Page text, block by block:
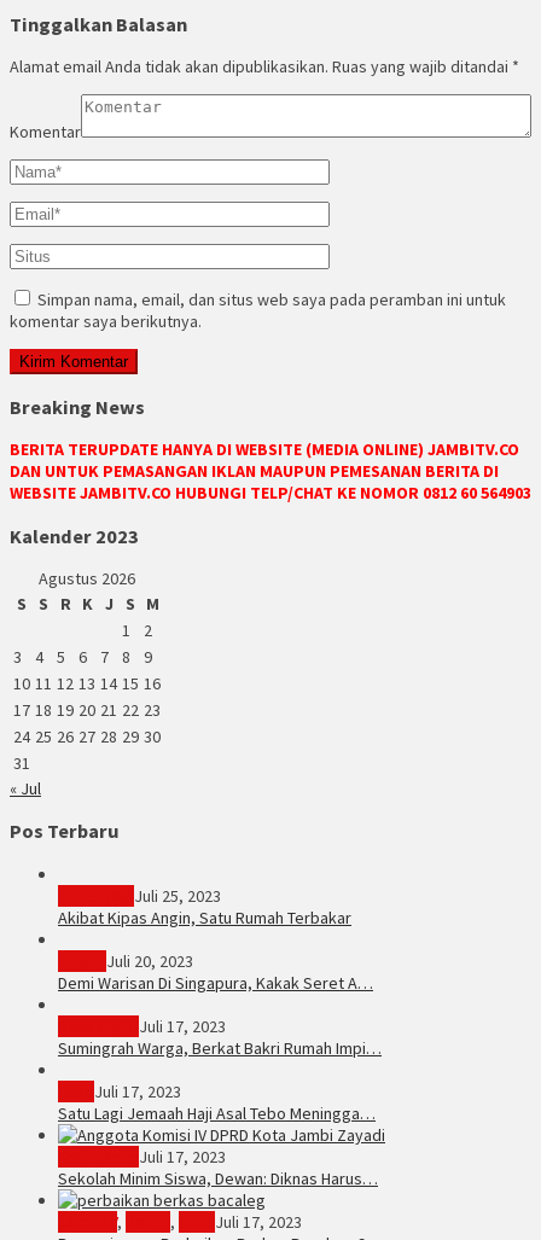
Tinggalkan Balasan
Alamat email Anda tidak akan dipublikasikan. Ruas yang wajib ditandai *
Komentar
Simpan nama, email, dan situs web saya pada peramban ini untuk
komentar saya berikutnya.
Breaking News
BERITA TERUPDATE HANYA DI WEBSITE (MEDIA ONLINE) JAMBITV.CO
DAN UNTUK PEMASANGAN IKLAN MAUPUN PEMESANAN BERITA DI
WEBSITE JAMBITV.CO HUBUNGI TELP/CHAT KE NOMOR 0812 60 564903
Kalender 2023
Agustus 2026
S
S R K J S
M
1
2
3
4 5 6 7 8
9
10 11 12 13 14 15 16
17 18 19 20 21 22 23
24 25 26 27 28 29 30
31
« Jul
Pos Terbaru
Juli 25, 2023
Akibat Kipas Angin, Satu Rumah Terbakar
Juli 20, 2023
Demi Warisan Di Singapura, Kakak Seret A…
Juli 17, 2023
Sumingrah Warga, Berkat Bakri Rumah Impi…
Juli 17, 2023
Satu Lagi Jemaah Haji Asal Tebo Meningga…
Juli 17, 2023
Sekolah Minim Siswa, Dewan: Diknas Harus…
, ,
Juli 17, 2023